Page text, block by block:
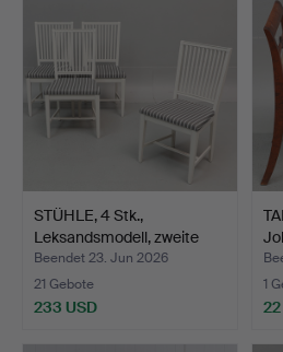
STÜHLE, 4 Stk.,
Leksandsmodell, zweite
Häl…
Beendet 23. Jun 2026
21 Gebote
233 USD
1